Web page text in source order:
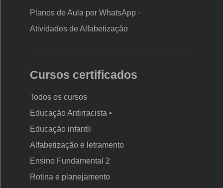
Planos de Aula por WhatsApp•
Atividades de Alfabetização
Cursos certificados
Todos os cursos
Educação Antirracista •
Educação infantil
Alfabetização e letramento
Ensino Fundamental 2
Rotina e planejamento